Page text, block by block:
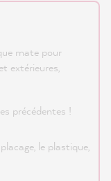
mate pour
extérieures,
précédentes !
le plastique,